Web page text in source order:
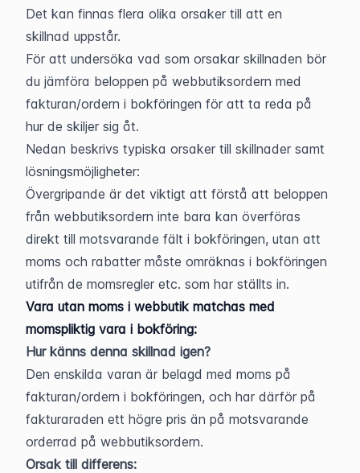
Det kan finnas flera olika orsaker till att en
skillnad uppstår.
För att undersöka vad som orsakar skillnaden bör
du jämföra beloppen på webbutiksordern med
fakturan/ordern i bokföringen för att ta reda på
hur de skiljer sig åt.
Nedan beskrivs typiska orsaker till skillnader samt
lösningsmöjligheter:
Övergripande är det viktigt att förstå att beloppen
från webbutiksordern inte bara kan överföras
direkt till motsvarande fält i bokföringen, utan att
moms och rabatter måste omräknas i bokföringen
utifrån de momsregler etc. som har ställts in.
Vara utan moms i webbutik matchas med
momspliktig vara i bokföring:
Hur känns denna skillnad igen?
Den enskilda varan är belagd med moms på
fakturan/ordern i bokföringen, och har därför på
fakturaraden ett högre pris än på motsvarande
orderrad på webbutiksordern.
Orsak till differens: